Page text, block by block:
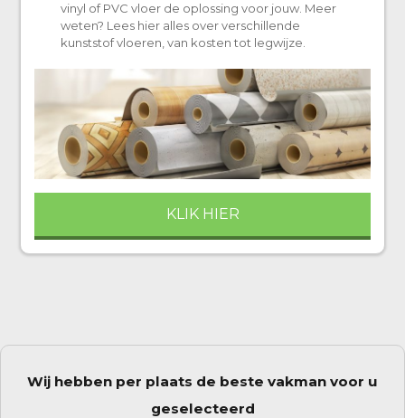
vinyl of PVC vloer de oplossing voor jouw. Meer
weten? Lees hier alles over verschillende
kunststof vloeren, van kosten tot legwijze.
KLIK HIER
Wij hebben per plaats de beste vakman voor u
geselecteerd